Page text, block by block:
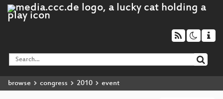
browse congress 2010 event